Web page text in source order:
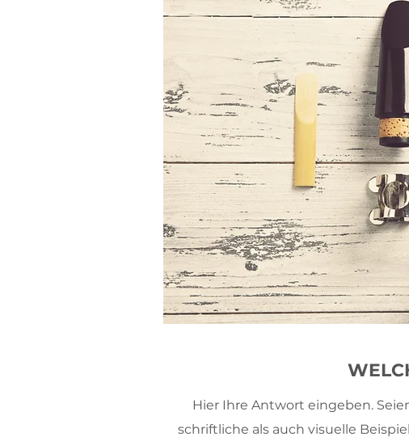
Hier Ihre Antwort eingeben.
schriftliche als auch visuelle